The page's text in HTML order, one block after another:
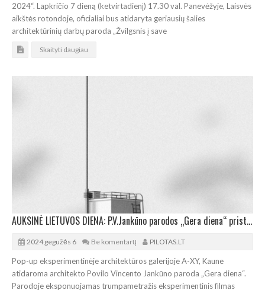
2024“. Lapkričio 7 dieną (ketvirtadienį) 17.30 val. Panevėžyje, Laisvės
aikštės rotondoje, oficialiai bus atidaryta geriausių šalies
architektūrinių darbų paroda „Žvilgsnis į save
Skaityti daugiau
AUKSINĖ LIETUVOS DIENA: P.V.Jankūno parodos „Gera diena“ pristatymas Kaune
2024 gegužės 6 Be komentarų PILOTAS.LT
Pop-up eksperimentinėje architektūros galerijoje A-XY, Kaune
atidaroma architekto Povilo Vincento Jankūno paroda „Gera diena“.
Parodoje eksponuojamas trumpametražis eksperimentinis filmas